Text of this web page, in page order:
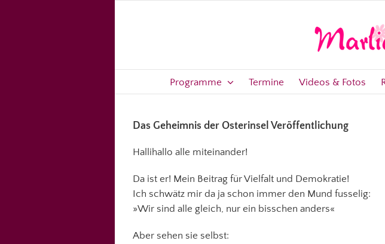
Programme Termine Videos & Fotos
Das Geheimnis der Osterinsel Veröffentlichung
Hallihallo alle miteinander!
Da ist er! Mein Beitrag für Vielfalt und Demokratie!
Ich schwätz mir da ja schon immer den Mund fusselig:
»Wir sind alle gleich, nur ein bisschen anders«
Aber sehen sie selbst: